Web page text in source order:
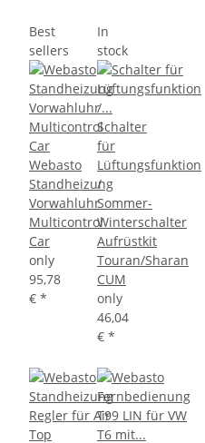
Best
sellers
Webasto
Standheizung
Vorwahluhr
Multicontrol
Car
only
95,78
€ *
In
stock
Schalter
für
Lüftungsfunktion
/
Sommer-
Winterschalter
Aufrüstkit
Touran/Sharan
CUM
only
46,04
€ *